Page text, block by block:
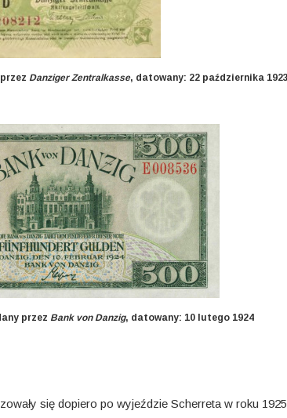
Danziger Zentralkasse, datowany: 22 października 1923
przez Bank von Danzig, datowany: 10 lutego 1924
się dopiero po wyjeździe Scherreta w roku